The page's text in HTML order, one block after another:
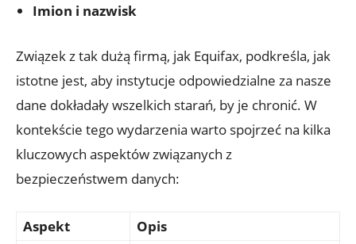
Imion i nazwisk
Związek z tak dużą firmą, jak Equifax, podkreśla, jak⁢
istotne jest, aby instytucje odpowiedzialne za nasze
dane dokładały wszelkich starań, by ⁣je chronić. W
kontekście‌ tego wydarzenia warto spojrzeć na kilka
kluczowych aspektów ⁣związanych z
bezpieczeństwem danych:
Aspekt Opis